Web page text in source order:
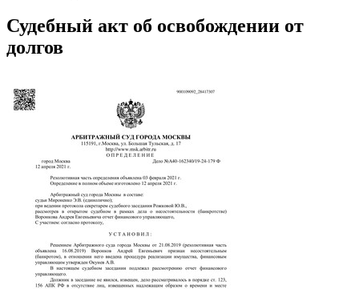
Судебный акт об освобождении от
долгов